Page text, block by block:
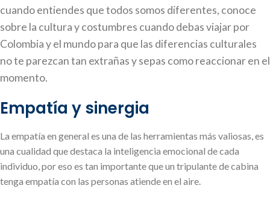
cuando entiendes que todos somos diferentes, conoce
sobre la cultura y costumbres cuando debas viajar por
Colombia y el mundo para que las diferencias culturales
no te parezcan tan extrañas y sepas como reaccionar en el
momento.
Empatía y sinergia
La empatía en general es una de las herramientas más valiosas, es
una cualidad que destaca la inteligencia emocional de cada
individuo, por eso es tan importante que un tripulante de cabina
tenga empatía con las personas atiende en el aire.